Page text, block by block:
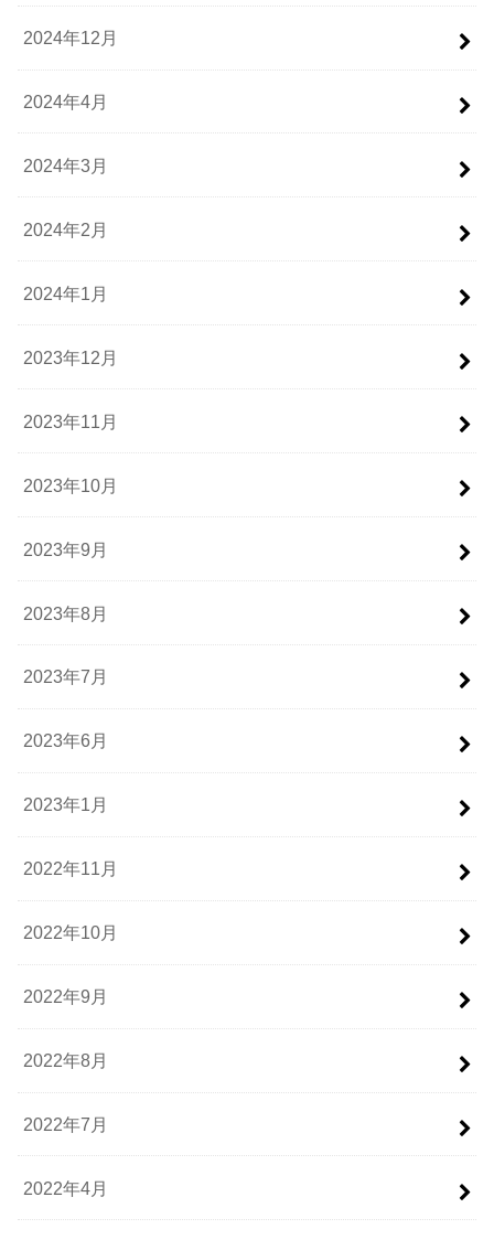
2024年12月
2024年4月
2024年3月
2024年2月
2024年1月
2023年12月
2023年11月
2023年10月
2023年9月
2023年8月
2023年7月
2023年6月
2023年1月
2022年11月
2022年10月
2022年9月
2022年8月
2022年7月
2022年4月